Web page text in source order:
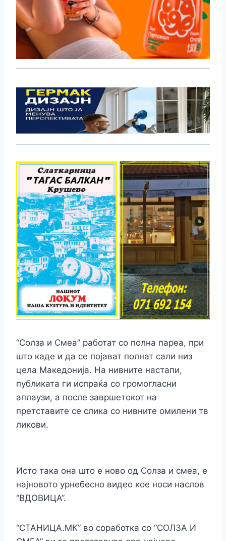
“Солза и Смеа” работат со полна пареа, при
што каде и да се појават полнат сали низ
цела Македонија. На нивните настапи,
публиката ги испраќа со громогласни
аплаузи, а после завршетокот на
претставите се слика со нивните омилени тв
ликови.
Исто така она што е ново од Солза и смеа, е
најновото урнебесно видео кое носи наслов
“ВДОВИЦА”.
“СТАНИЦА.МК” во соработка со “СОЛЗА И